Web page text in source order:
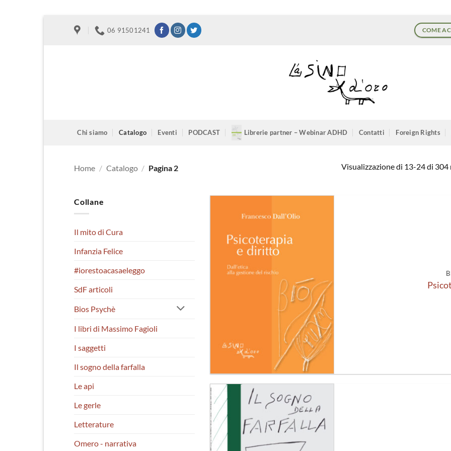
06 91501241 COME
Chi siamo Catalogo Eventi PODCAST Librerie partner – Webinar ADHD Contatti Foreign Rights
Home / Catalogo / Pagina 2 Visualizzazione di 13-24 di
Collane
Il mito di Cura
Infanzia Felice
#iorestoacasaeleggo
SdF articoli
Bios Psychè
I libri di Massimo Fagioli
I saggetti
Il sogno della farfalla
Le api
Le gerle
Letterature
Omero - narrativa
Aggiungi
alla lista
dei
desideri